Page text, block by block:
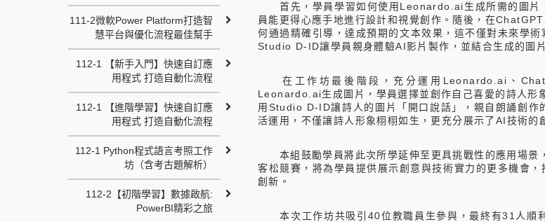
首先，學員學習如何使用Leonardo.ai生成所需的圖片
員能更得心應手地進行設計和視覺創作。隨後，在
何通過精確引導，達成預期的文本效果，這不僅對未來學
Studio D-ID讓學員親身體驗AI影片製作，並結合生成的圖
在工作坊最後階段，充分運用Leonardo.ai、
Leonardo.ai生成圖片，學員選擇並創作自己喜愛的詩人形
用Studio D-ID讓詩人的圖片「開口說話」，親自朗誦創
活運用，不僅讓詩人形象栩栩如生，更充分展示了AI技術的
本組鼓勵學員將此次所學延伸至更具挑戰性的應用場景
客松競賽，將為學員提供展示創意與技術實力的更多機會
創新。
本次工作坊共吸引40位教職員生參與，最終有31人順
111-2微軟Power Platform打造智
慧平台與優化流程最佳幫手
112-1 【新手入門】快速自訂應
用程式 打造自動化流程
112-1 【進階學習】快速自訂應
用程式 打造自動化流程
112-1 Python程式語言考照工作
坊（含考古題解析）
112-2【初階學習】數據啟航:
PowerBI精彩之旅